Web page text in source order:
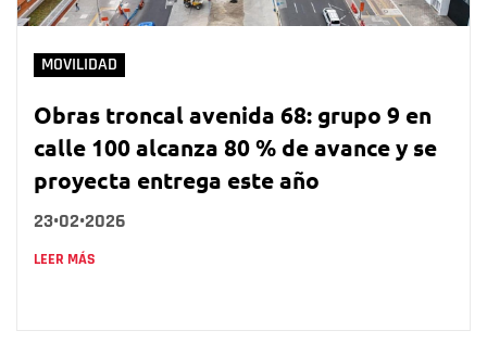
MOVILIDAD
Obras troncal avenida 68: grupo 9 en
calle 100 alcanza 80 % de avance y se
proyecta entrega este año
23•02•2026
LEER MÁS